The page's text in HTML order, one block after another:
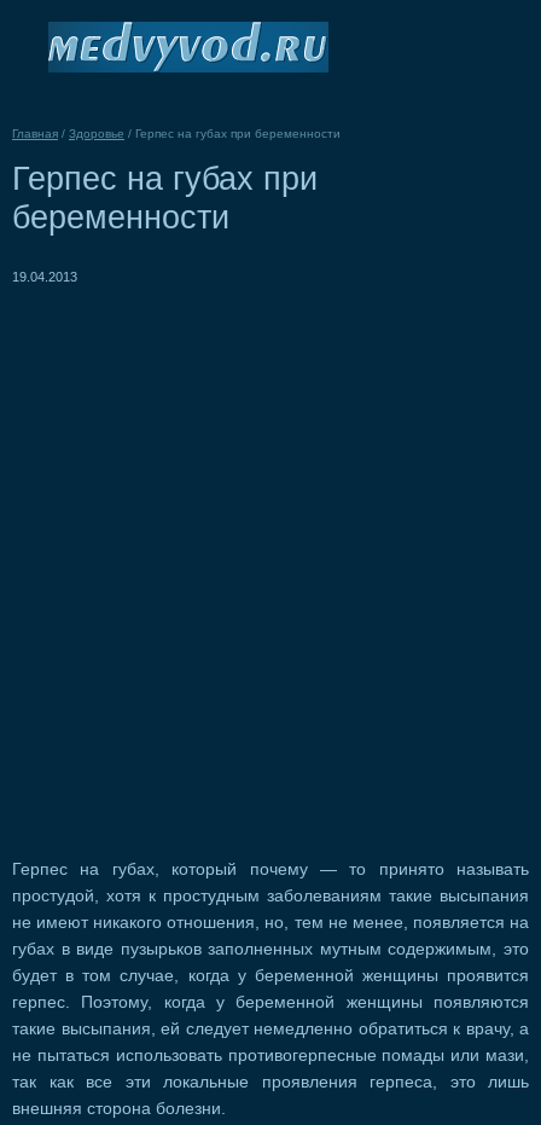
Главная / Здоровье / Герпес на губах при беременности
Герпес на губах при
беременности
19.04.2013
Герпес на губах, который почему — то принято называть
простудой, хотя к простудным заболеваниям такие высыпания
не имеют никакого отношения, но, тем не менее, появляется на
губах в виде пузырьков заполненных мутным содержимым, это
будет в том случае, когда у беременной женщины проявится
герпес. Поэтому, когда у беременной женщины появляются
такие высыпания, ей следует немедленно обратиться к врачу, а
не пытаться использовать противогерпесные помады или мази,
так как все эти локальные проявления герпеса, это лишь
внешняя сторона болезни.